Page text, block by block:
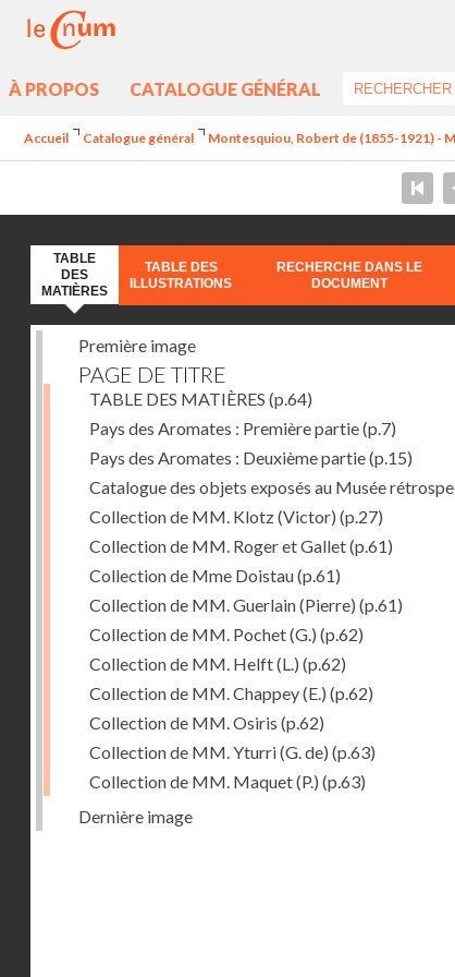
À PROPOS CATALOGUE GÉNÉRAL
Accueil Catalogue général Montesquiou, Robert de (1855-1921) -
TABLE
DES
MATIÈRES
TABLE DES
ILLUSTRATIONS
RECHERCHE DANS LE
DOCUMENT
Première image
PAGE DE TITRE
TABLE DES MATIÈRES (p.64)
Pays des Aromates : Première partie(p.7)
Pays des Aromates : Deuxième partie(p.15)
Catalogue des objets exposés au Musée
Collection de MM. Klotz (Victor) (p.27)
Collection de MM. Roger et Gallet(p.61)
Collection de Mme Doistau(p.61)
Collection de MM. Guerlain (Pierre) (p.61)
Collection de MM. Pochet (G.) (p.62)
Collection de MM. Helft (L.) (p.62)
Collection de MM. Chappey (E.) (p.62)
Collection de MM. Osiris (p.62)
Collection de MM. Yturri (G. de) (p.63)
Collection de MM. Maquet (P.) (p.63)
Dernière image